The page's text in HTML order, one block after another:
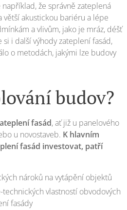
že správně zateplená
větší akustickou bariéru a lépe
a vlivům, jako je mráz, déšť
i další výhody zateplení fasád,
o metodách, jakými lze budovy
budov?
fasád, ať již u panelového
u novostaveb. K hlavním
fasád investovat, patří
nároků na vytápění objektů
vlastností obvodových
fasády